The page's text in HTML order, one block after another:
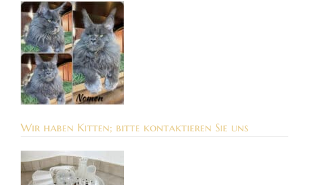
Wir haben Kitten; bitte kontaktieren Sie uns